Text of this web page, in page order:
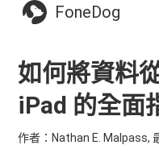
FoneDog
如何將資料
iPad 的全面
作者：Nathan E. Malpass,